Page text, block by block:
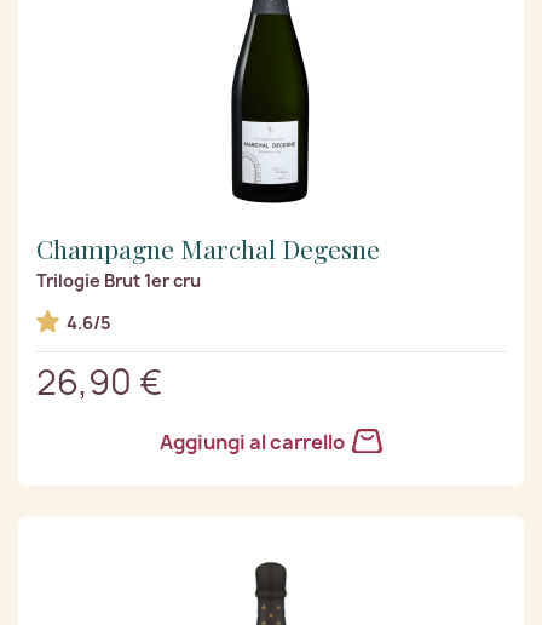
Champagne Marchal Degesne
Trilogie Brut 1er cru
4.6/5
26,90 €
Aggiungi al carrello